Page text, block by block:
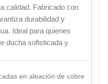
calidad. Fabricado con
durabilidad y
Ideal para quienes
ducha sofisticada y
en aleación de cobre